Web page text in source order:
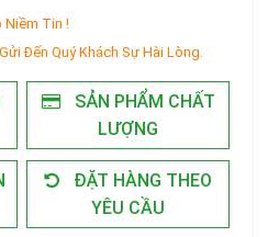
Niềm Tin !
Đến Quý Khách Sự Hài Lòng.
SẢN PHẨM CHẤT
LƯỢNG
ĐẶT HÀNG THEO
YÊU CẦU